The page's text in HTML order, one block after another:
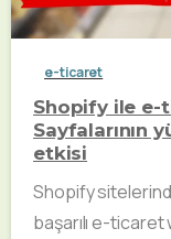
e-ticaret
Shopify ile e-
Sayfalarının
etkisi
Shopify
başarılı e-ticaret